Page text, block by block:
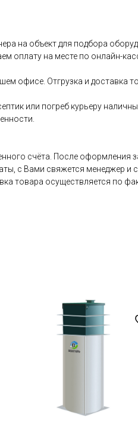
на объект для подбора
оплату на месте по онлайн-
офисе. Отгрузка и доставка
или погреб курьеру
счёта. После оформления
с Вами свяжется менеджер и
товара осуществляется по